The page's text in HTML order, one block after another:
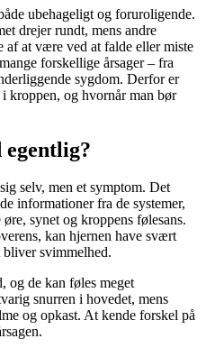
ubehageligt og foruroligende.
drejer rundt, mens andre
af at være ved at falde eller miste
forskellige årsager – fra
sygdom. Derfor er
kroppen, og hvornår man bør
selv, men et symptom. Det
informationer fra de systemer,
synet og kroppens følesans.
kan hjernen have svært
bliver svimmelhed.
og de kan føles meget
snurren i hovedet, mens
og opkast. At kende forskel på